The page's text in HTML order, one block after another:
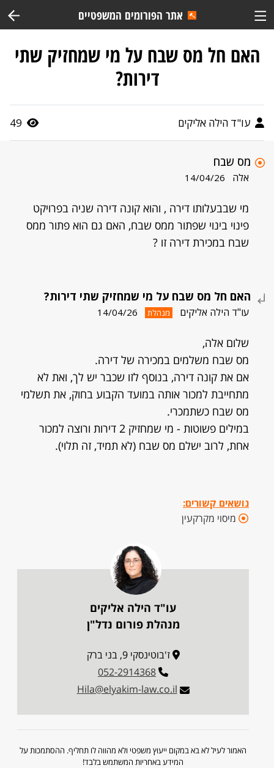
אתר הפורומים המשפטיים
האם חל מס שבח על מי שמחזיק שתי
דירות?
עו"ד הילה אליקים 49
מס שבח
אלה 14/04/26
מי שבבעלותו דירה , והוא קונה דירה שניה בפרויקט
פינוי בינוי שפתור ממס שבח, האם גם הוא פתור ממס
שבח במכירת דירה זו ?
האם חל מס שבח על מי שמחזיק שתי דירות?
עו"ד הילה אליקים מנהלת 14/04/26
שלום אלה,
מס שבח משלמים במכירה של דירה.
אם את קונה דירה, בנוסף לזו שכבר יש לך, ואת לא
מתחייבת למכור אותה במועד הקבוע בחוק, את תשלמי
מס שבח כשתמכרי.
במילים פשוטות - מי שמחזיק 2 דירות ורוצה למכור
אחת, לרוב ישלם מס שבח (לא תמיד, זה תלוי).
נושאים קשורים:
מיסוי מקרקעין
עו"ד הילה אליקים
מנהלת פורום נדל"ן
ז'בוטינסקי 9, בני ברק
052-2914368
Hila@elyakim-law.co.il
האמור לעיל לא בא במקום ייעוץ משפטי ולא מהווה לו תחליף. ההסתמכות על
המידע באחריות המשתמש בלבד!